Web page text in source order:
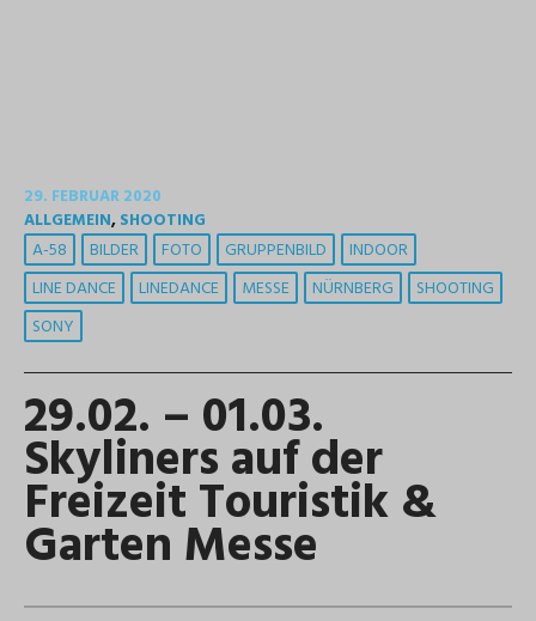
29. FEBRUAR 2020
ALLGEMEIN,SHOOTING
A-58 BILDER FOTO GRUPPENBILD
INDOOR
LINE DANCE
LINEDANCE MESSE NÜRNBERG
SHOOTING
SONY
29.02. – 01.03.
Skyliners auf der
Freizeit Touristik &
Garten Messe